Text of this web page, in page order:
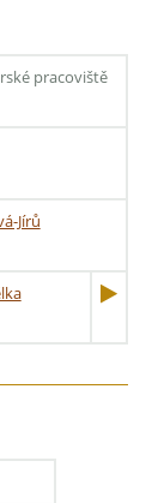
pracoviště
Jírů